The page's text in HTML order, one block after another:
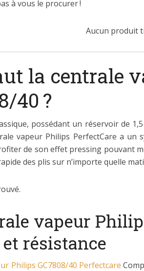
à vous le procurer !
Aucun produit
la centrale
40 ?
possédant un réservoir de
vapeur Philips PerfectCare a un
de son effet pressing pouvant
des plis sur n’importe quelle
vapeur
résistance
Philips GC7808/40 Perfectcare